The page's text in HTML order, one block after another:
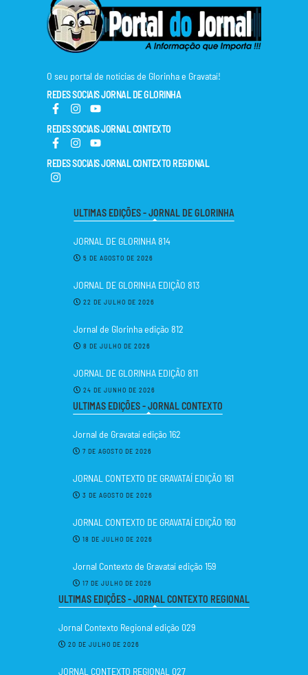
O seu portal de notícias de Glorinha e Gravataí!
REDES SOCIAIS JORNAL DE GLORINHA
REDES SOCIAIS JORNAL CONTEXTO
REDES SOCIAIS JORNAL CONTEXTO REGIONAL
ULTIMAS EDIÇÕES - JORNAL DE GLORINHA
JORNAL DE GLORINHA 814
5 DE AGOSTO DE 2026
JORNAL DE GLORINHA EDIÇÃO 813
22 DE JULHO DE 2026
Jornal de Glorinha edição 812
8 DE JULHO DE 2026
JORNAL DE GLORINHA EDIÇÃO 811
24 DE JUNHO DE 2026
ULTIMAS EDIÇÕES - JORNAL CONTEXTO
Jornal de Gravataí edição 162
7 DE AGOSTO DE 2026
JORNAL CONTEXTO DE GRAVATAÍ EDIÇÃO 161
3 DE AGOSTO DE 2026
JORNAL CONTEXTO DE GRAVATAÍ EDIÇÃO 160
18 DE JULHO DE 2026
Jornal Contexto de Gravataí edição 159
17 DE JULHO DE 2026
ULTIMAS EDIÇÕES - JORNAL CONTEXTO REGIONAL
Jornal Contexto Regional edição 029
20 DE JULHO DE 2026
JORNAL CONTEXTO REGIONAL 027